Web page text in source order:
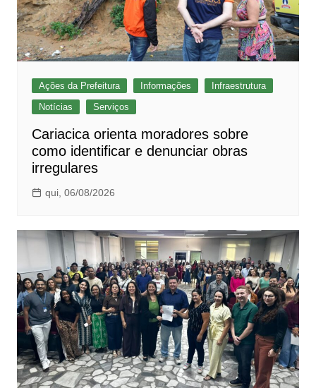
Ações da Prefeitura Informações
Infraestrutura
Notícias
Serviços
Cariacica orienta moradores sobre
como identificar e denunciar obras
irregulares
qui, 06/08/2026